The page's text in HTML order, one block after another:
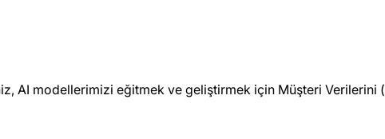
AI modellerimizi eğitmek ve geliştirmek için Müşteri Verilerini (